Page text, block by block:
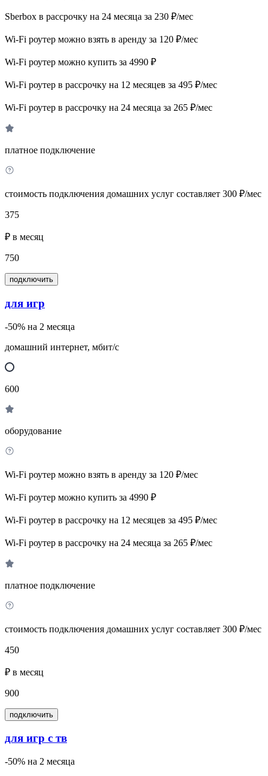
Sberbox в рассрочку на 24 месяца за 230 ₽/мес
Wi-Fi роутер можно взять в аренду за 120 ₽/мес
Wi-Fi роутер можно купить за 4990 ₽
Wi-Fi роутер в рассрочку на 12 месяцев за 495 ₽/мес
Wi-Fi роутер в рассрочку на 24 месяца за 265 ₽/мес
платное подключение
стоимость подключения домашних услуг составляет 300 ₽/мес
375
₽ в месяц
750
подключить
для игр
-50% на 2 месяца
домашний интернет, мбит/с
600
оборудование
Wi-Fi роутер можно взять в аренду за 120 ₽/мес
Wi-Fi роутер можно купить за 4990 ₽
Wi-Fi роутер в рассрочку на 12 месяцев за 495 ₽/мес
Wi-Fi роутер в рассрочку на 24 месяца за 265 ₽/мес
платное подключение
стоимость подключения домашних услуг составляет 300 ₽/мес
450
₽ в месяц
900
подключить
для игр с тв
-50% на 2 месяца